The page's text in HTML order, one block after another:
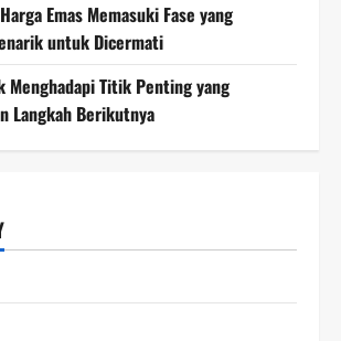
Emas Memasuki Fase yang
untuk Dicermati
Menghadapi Titik Penting yang
Langkah Berikutnya